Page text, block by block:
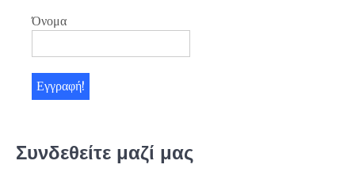
Όνομα
Συνδεθείτε μαζί μας